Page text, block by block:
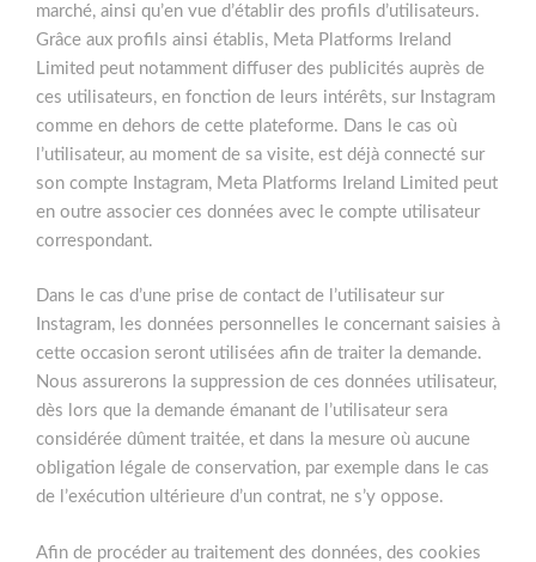
marché, ainsi qu’en vue d’établir des profils d’utilisateurs.
Grâce aux profils ainsi établis, Meta Platforms Ireland
Limited peut notamment diffuser des publicités auprès de
ces utilisateurs, en fonction de leurs intérêts, sur Instagram
comme en dehors de cette plateforme. Dans le cas où
l’utilisateur, au moment de sa visite, est déjà connecté sur
son compte Instagram, Meta Platforms Ireland Limited peut
en outre associer ces données avec le compte utilisateur
correspondant.
Dans le cas d’une prise de contact de l’utilisateur sur
Instagram, les données personnelles le concernant saisies à
cette occasion seront utilisées afin de traiter la demande.
Nous assurerons la suppression de ces données utilisateur,
dès lors que la demande émanant de l’utilisateur sera
considérée dûment traitée, et dans la mesure où aucune
obligation légale de conservation, par exemple dans le cas
de l’exécution ultérieure d’un contrat, ne s’y oppose.
Afin de procéder au traitement des données, des cookies